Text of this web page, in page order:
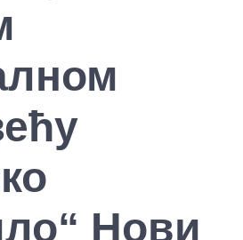
Нови